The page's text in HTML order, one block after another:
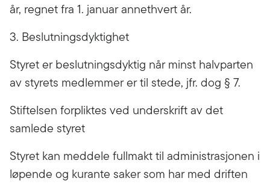
år, regnet fra 1. januar annethvert år.
3. Beslutningsdyktighet
Styret er beslutningsdyktig når minst halvparten
av styrets medlemmer er til stede, jfr. dog § 7.
Stiftelsen forpliktes ved underskrift av det
samlede styret
Styret kan meddele fullmakt til administrasjonen i
løpende og kurante saker som har med driften